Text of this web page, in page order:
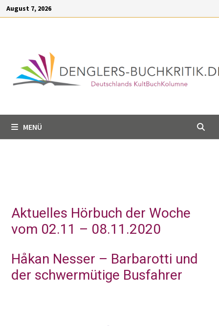
springen
August 7, 2026
MENÜ
Aktuelles Hörbuch der Woche
vom 02.11 – 08.11.2020
Håkan Nesser – Barbarotti und
der schwermütige Busfahrer